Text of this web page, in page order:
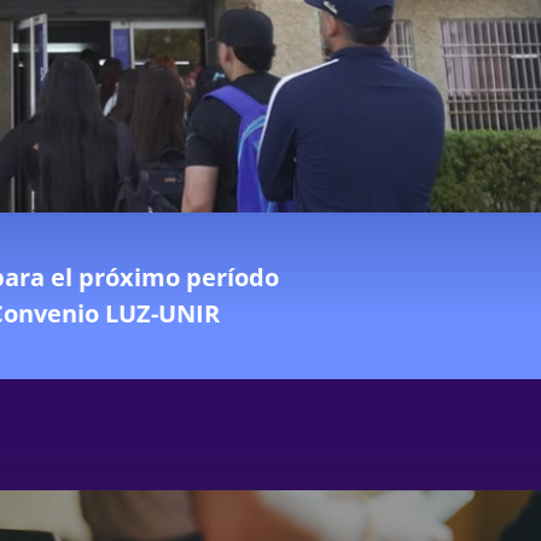
el próximo período
LUZ-UNIR